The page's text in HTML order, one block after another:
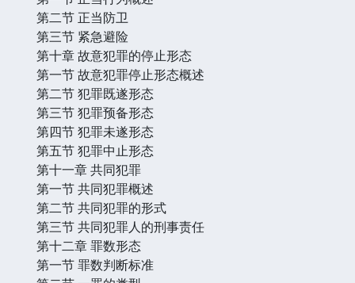
第二节 正当防卫
第三节 紧急避险
第十章 故意犯罪的停止形态
第一节 故意犯罪停止形态概述
第二节 犯罪既遂形态
第三节 犯罪预备形态
第四节 犯罪未遂形态
第五节 犯罪中止形态
第十一章 共同犯罪
第一节 共同犯罪概述
第二节 共同犯罪的形式
第三节 共同犯罪人的刑事责任
第十二章 罪数形态
第一节 罪数判断标准